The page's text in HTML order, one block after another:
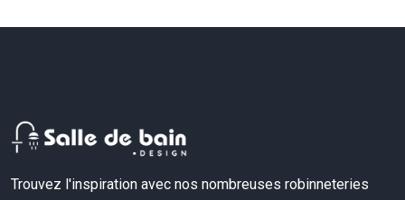
Trouvez l'inspiration avec nos nombreuses robinneteries